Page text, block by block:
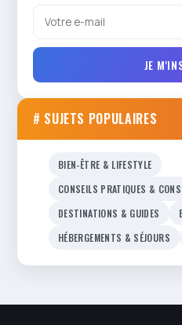
JE
# SUJETS POPULAIRES
BIEN-ÊTRE & LIFESTYLE
CONSEILS PRATIQUES &
DESTINATIONS & GUIDES
HÉBERGEMENTS & SÉJOURS